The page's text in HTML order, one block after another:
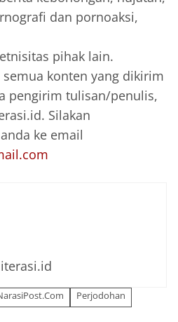
dan pornoaksi,
pihak lain.
konten yang dikirim
pengirim tulisan/penulis,
Silakan
ke email
Perjodohan